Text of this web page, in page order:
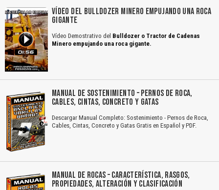
VÍDEO DEL BULLDOZER MINERO EMPUJANDO UNA ROCA
GIGANTE
Vídeo Demostrativo del Bulldozer o Tractor de Cadenas
Minero empujando una roca gigante.
MANUAL DE SOSTENIMIENTO – PERNOS DE ROCA,
CABLES, CINTAS, CONCRETO Y GATAS
Descargar Manual Completo: Sostenimiento - Pernos de Roca,
Cables, Cintas, Concreto y Gatas Gratis en Español y PDF.
MANUAL DE ROCAS – CARACTERÍSTICA, RASGOS,
PROPIEDADES, ALTERACIÓN Y CLASIFICACIÓN